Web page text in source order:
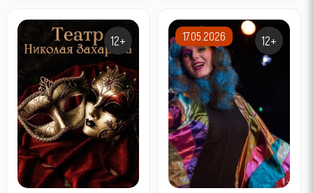
12+ 17.05.2026 12+